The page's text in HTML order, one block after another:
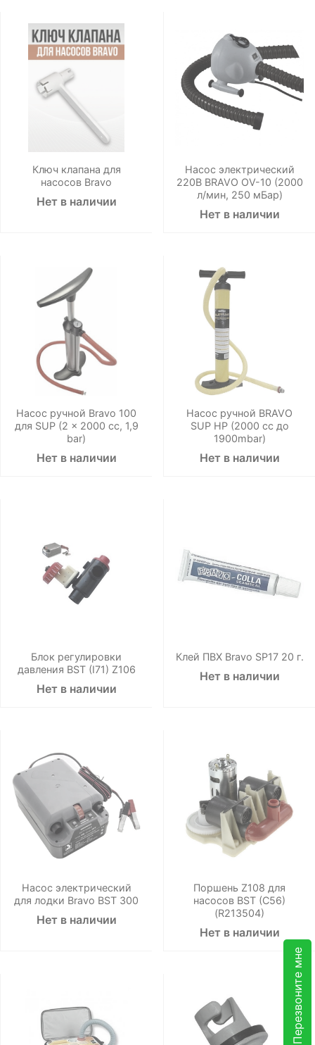
Перезвоните мне
Ключ клапана для
насосов Bravo
Нет в наличии
Насос электрический
220В BRAVO OV-10 (2000
л/мин, 250 мБар)
Нет в наличии
Насос ручной Bravo 100
для SUP (2 x 2000 cc, 1,9
bar)
Нет в наличии
Насос ручной BRAVO
SUP HP (2000 cc до
1900mbar)
Нет в наличии
Блок регулировки
давления BST (I71) Z106
Нет в наличии
Клей ПВХ Bravo SP17 20 г.
Нет в наличии
Насос электрический
для лодки Bravo BST 300
Нет в наличии
Поршень Z108 для
насосов BST (C56)
(R213504)
Нет в наличии